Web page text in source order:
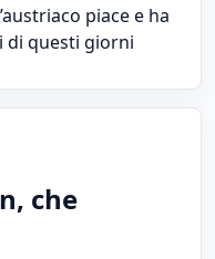
piace e ha
di questi giorni
che